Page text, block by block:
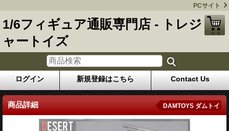
PCサイト
1/6フィギュア通販専門店 - トレジ
ャートイズ
ログイン 新規登録はこちら Contact Us
商品詳細 DAMTOYS ダムトイ